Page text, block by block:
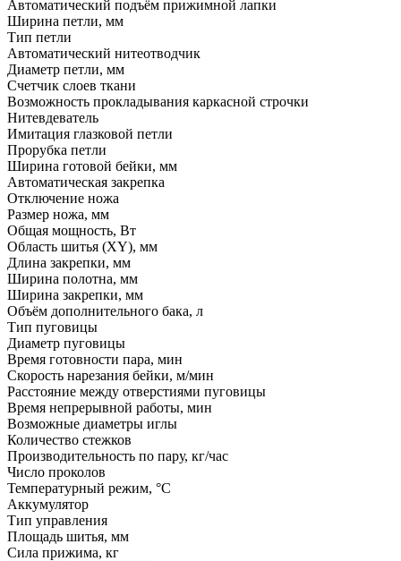
Автоматический подъём прижимной лапки
Ширина петли, мм
Тип петли
Автоматический нитеотводчик
Диаметр петли, мм
Счетчик слоев ткани
Возможность прокладывания каркасной строчки
Нитевдеватель
Имитация глазковой петли
Прорубка петли
Ширина готовой бейки, мм
Автоматическая закрепка
Отключение ножа
Размер ножа, мм
Общая мощность, Вт
Область шитья (XY), мм
Длина закрепки, мм
Ширина полотна, мм
Ширина закрепки, мм
Объём дополнительного бака, л
Тип пуговицы
Диаметр пуговицы
Время готовности пара, мин
Скорость нарезания бейки, м/мин
Расстояние между отверстиями пуговицы
Время непрерывной работы, мин
Возможные диаметры иглы
Количество стежков
Производительность по пару, кг/час
Число проколов
Температурный режим, °C
Аккумулятор
Тип управления
Площадь шитья, мм
Сила прижима, кг